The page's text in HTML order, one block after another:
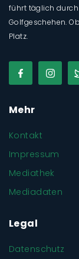
führt täglich
Golfgeschehen.
Platz.
Mehr
Kontakt
Impressum
Mediathek
Mediadaten
Legal
Datenschutz